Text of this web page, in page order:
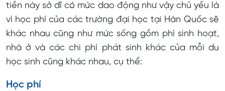
tiền này sở dĩ có mức dao động như vậy chủ yếu là
vì học phí của các trường đại học tại Hàn Quốc sẽ
khác nhau cũng như mức sống gồm phí sinh hoạt,
nhà ở và các chi phí phát sinh khác của mỗi du
học sinh cũng khác nhau, cụ thể:
Học phí